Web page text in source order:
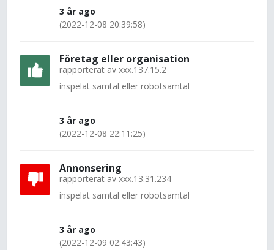
3 år ago
(2022-12-08 20:39:58)
Företag eller organisation
rapporterat av xxx.137.15.2
inspelat samtal eller robotsamtal
3 år ago
(2022-12-08 22:11:25)
Annonsering
rapporterat av xxx.13.31.234
inspelat samtal eller robotsamtal
3 år ago
(2022-12-09 02:43:43)